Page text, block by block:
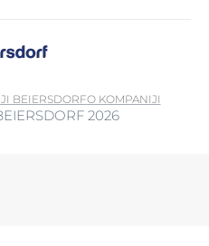
BEIERSDORFO KOMPANIJI
2026